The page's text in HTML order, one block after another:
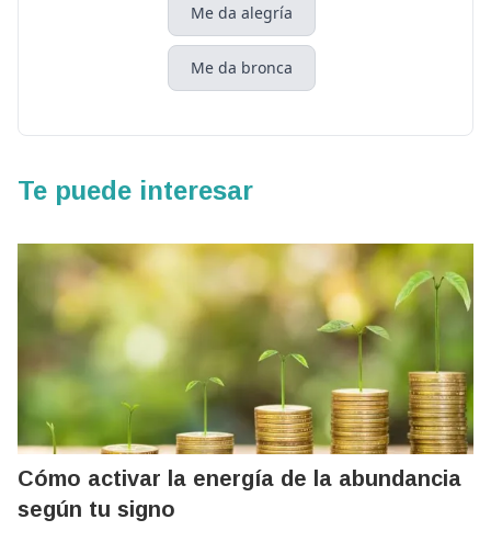
Me da alegría
Me da bronca
Te puede interesar
Cómo activar la energía de la abundancia
según tu signo